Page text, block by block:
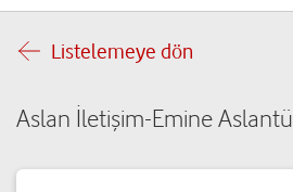
Listelemeye dön
Aslan İletişim-Emine